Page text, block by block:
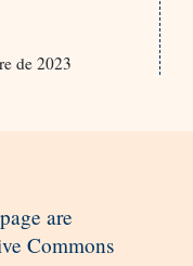
de 2023
are
Commons